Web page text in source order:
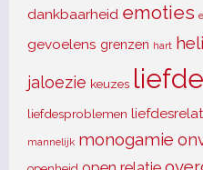
dankbaarheid emoties
gevoelens grenzen hart
jaloezie keuzes liefde
liefdesproblemen
mannelijk monogamie